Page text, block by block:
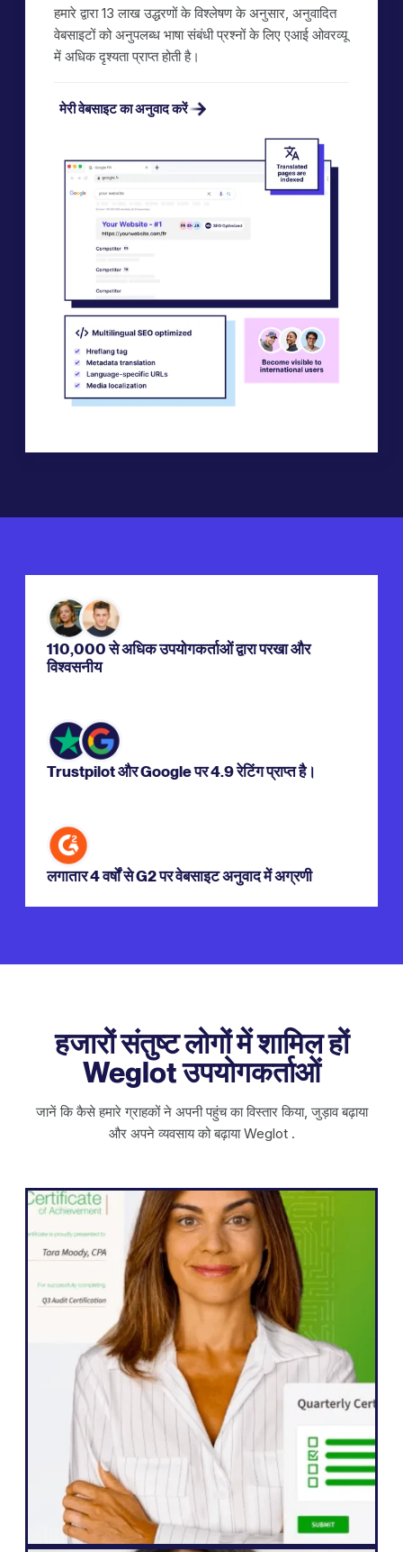
हमारे द्वारा 13 लाख उद्धरणों के विश्लेषण के अनुसार, अनुवादित
वेबसाइटों को अनुपलब्ध भाषा संबंधी प्रश्नों के लिए एआई ओवरव्यू
में अधिक दृश्यता प्राप्त होती है।
मेरी वेबसाइट का अनुवाद करें
110,000 से अधिक उपयोगकर्ताओं द्वारा परखा और
विश्वसनीय
Trustpilot और Google पर 4.9 रेटिंग प्राप्त है।
लगातार 4 वर्षों से G2 पर वेबसाइट अनुवाद में अग्रणी
हजारों संतुष्ट लोगों में शामिल हों
Weglot उपयोगकर्ताओं
जानें कि कैसे हमारे ग्राहकों ने अपनी पहुंच का विस्तार किया, जुड़ाव बढ़ाया
और अपने व्यवसाय को बढ़ाया Weglot .
WordPress के
" Weglot "इससे हमें अपनी वेबसाइट का तेज़ी से पाँच
भाषाओं में विस्तार करने में मदद मिली। हमने अपने
अंतर्राष्ट्रीय दर्शकों की सहभागिता में पहले से ही
उल्लेखनीय सुधार देखा है, जो हमारी सामग्री के साथ
जुड़ने के लिए पहले से कहीं ज़्यादा उत्सुक हैं।"
जॉन स्प्रिंगली
वरिष्ठ वेबसाइट प्रबंधक